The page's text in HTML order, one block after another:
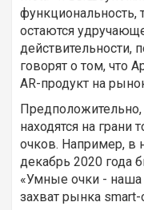
функциональность,
остаются
действительности,
говорят о том, что
AR-продукт на
находятся на грани
очков. Например, в
декабрь 2020 года
«Умные очки - наша
захват рынка